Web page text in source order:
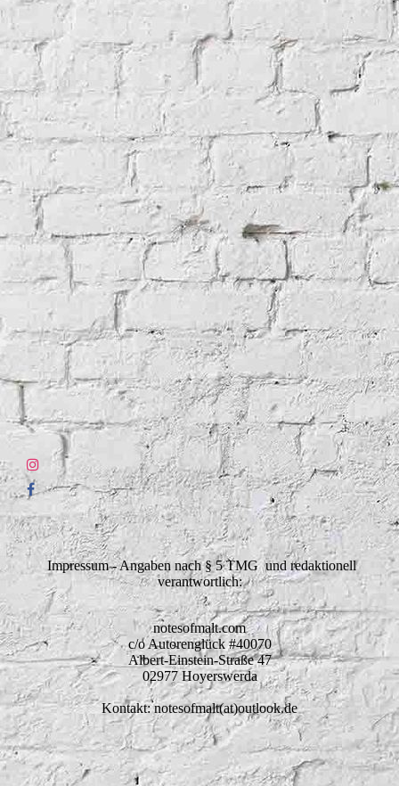
Impressum - Angaben nach § 5 TMG und redaktionell
verantwortlich:
notesofmalt.com
c/o Autorenglück #40070
Albert-Einstein-Straße 47
02977 Hoyerswerda
Kontakt: notesofmalt(at)outlook.de